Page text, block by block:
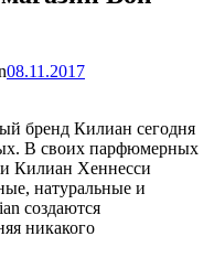
08.11.2017
бренд Килиан сегодня
В своих парфюмерных
Килиан Хеннесси
натуральные и
создаются
никакого